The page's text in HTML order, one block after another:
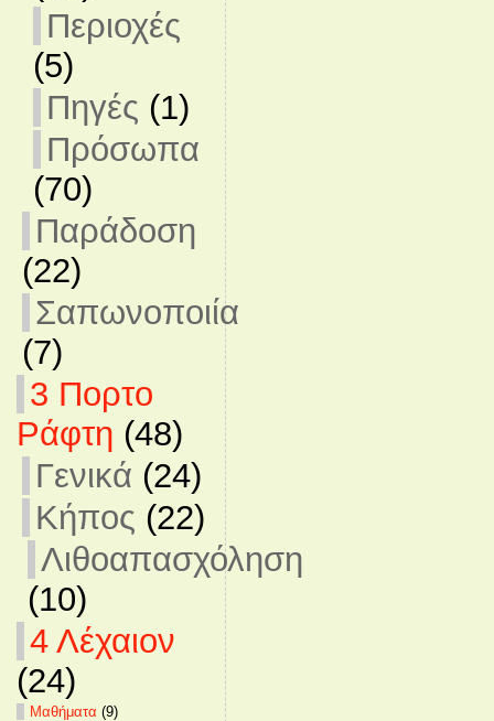
Περιοχές
(5)
Πηγές (1)
Πρόσωπα
(70)
Παράδοση
(22)
Σαπωνοποιία
(7)
3 Πορτο
Ράφτη (48)
Γενικά (24)
Κήπος (22)
Λιθοαπασχόληση
(10)
4 Λέχαιον
(24)
Mαθήματα (9)